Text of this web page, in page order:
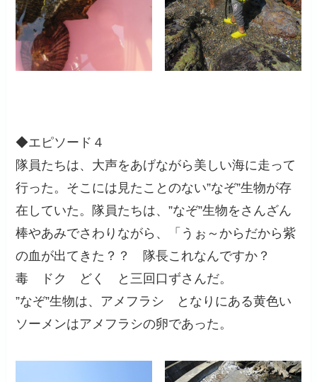
◆エピソード４
隊員たちは、大声をあげながら美しい海に走って
行った。そこには見たことのない”なぞ”生物が存
在していた。隊員たちは、”なぞ”生物をさんざん
棒やあみでさわりながら、「うぉ～からだから紫
の血が出てきた？？ 隊長これなんですか？
毒 ドク どく と三回口ずさんだ。
”なぞ”生物は、アメフラシ となりにある黄色い
ソーメンはアメフラシの卵であった。